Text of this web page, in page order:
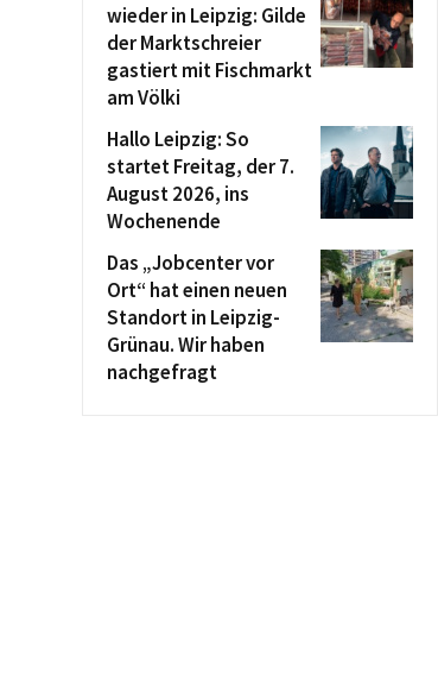
wieder in Leipzig: Gilde
der Marktschreier
gastiert mit Fischmarkt
am Völki
Hallo Leipzig: So
startet Freitag, der 7.
August 2026, ins
Wochenende
Das „Jobcenter vor
Ort“ hat einen neuen
Standort in Leipzig-
Grünau. Wir haben
nachgefragt